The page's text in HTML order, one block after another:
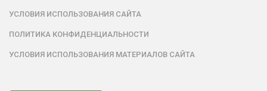
УСЛОВИЯ ИСПОЛЬЗОВАНИЯ САЙТА
ПОЛИТИКА КОНФИДЕНЦИАЛЬНОСТИ
УСЛОВИЯ ИСПОЛЬЗОВАНИЯ МАТЕРИАЛОВ САЙТА